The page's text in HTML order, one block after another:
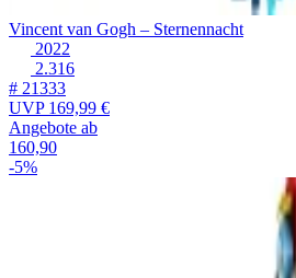
Vincent van Gogh – Sternennacht
2022
2.316
# 21333
UVP169,99 €
Angebote ab
160,90
-5%